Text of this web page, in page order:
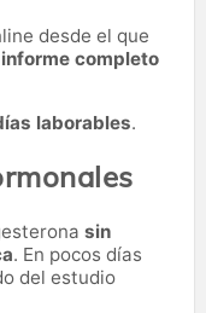
desde el que
informe completo
laborables.
sin
. En pocos días
del estudio